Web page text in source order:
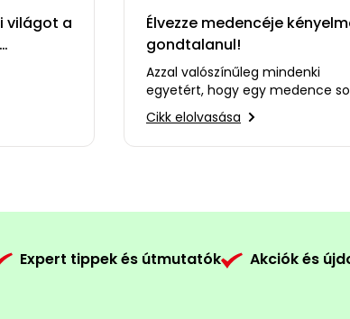
világot a
Élvezze medencéje
gondtalanul!
Azzal valószínűleg mindenki
egyetért, hogy egy medence
élvezhetőbbé teheti a forró nyári
napokat. Felmerülhet…
Cikk elolvasása
Expert tippek és útmutatók Akciók és